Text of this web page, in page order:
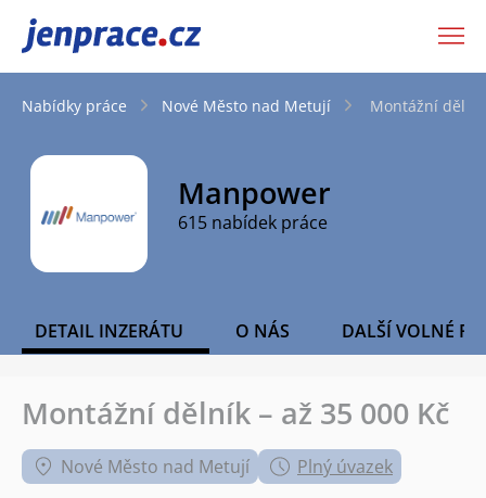
JenPráce.cz
Nabídky práce Nové Město nad Metují Montážní
Manpower
615 nabídek práce
DETAIL INZERÁTU O NÁS DALŠÍ VOLNÉ
Montážní dělník – až 35 000 Kč
Nové Město nad Metují Plný úvazek